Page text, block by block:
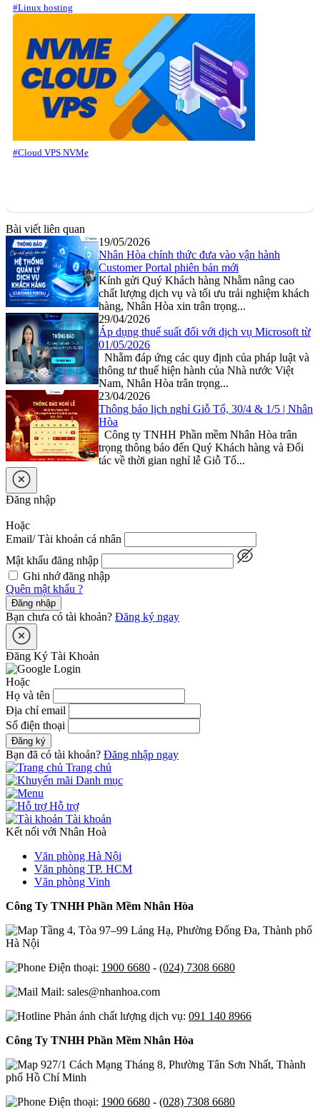
#Linux hosting
#Cloud VPS NVMe
Bài viết liên quan
19/05/2026
Nhân Hòa chính thức đưa vào vận hành
Customer Portal phiên bản mới
Kính gửi Quý Khách hàng Nhằm nâng cao
chất lượng dịch vụ và tối ưu trải nghiệm khách
hàng, Nhân Hòa xin trân trọng...
29/04/2026
Áp dụng thuế suất đối với dịch vụ Microsoft từ
01/05/2026
Nhằm đáp ứng các quy định của pháp luật và
thông tư thuế hiện hành của Nhà nước Việt
Nam, Nhân Hòa trân trọng...
23/04/2026
Thông báo lịch nghỉ Giỗ Tổ, 30/4 & 1/5 | Nhân
Hòa
Công ty TNHH Phần mềm Nhân Hòa trân
trọng thông báo đến Quý Khách hàng và Đối
tác về thời gian nghỉ lễ Giỗ Tổ...
Đăng nhập
Hoặc
Email/ Tài khoản cá nhân
Mật khẩu đăng nhập
Ghi nhớ đăng nhập
Quên mật khẩu ?
Đăng nhập
Bạn chưa có tài khoản? Đăng ký ngay
Đăng Ký Tài Khoản
Hoặc
Họ và tên
Địa chỉ email
Số điện thoại
Đăng ký
Bạn đã có tài khoản? Đăng nhập ngay
Trang chủ
Danh mục
Hỗ trợ
Tài khoản
Kết nối với Nhân Hoà
Văn phòng Hà Nội
Văn phòng TP. HCM
Văn phòng Vinh
Công Ty TNHH Phần Mềm Nhân Hòa
Tầng 4, Tòa 97–99 Láng Hạ, Phường Đống Đa, Thành phố
Hà Nội
Điện thoại: 1900 6680 - (024) 7308 6680
Mail: sales@nhanhoa.com
Phản ánh chất lượng dịch vụ: 091 140 8966
Công Ty TNHH Phần Mềm Nhân Hòa
927/1 Cách Mạng Tháng 8, Phường Tân Sơn Nhất, Thành
phố Hồ Chí Minh
Điện thoại: 1900 6680 - (028) 7308 6680